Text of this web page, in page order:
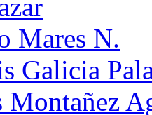
Mares N.
Galicia
Montañez